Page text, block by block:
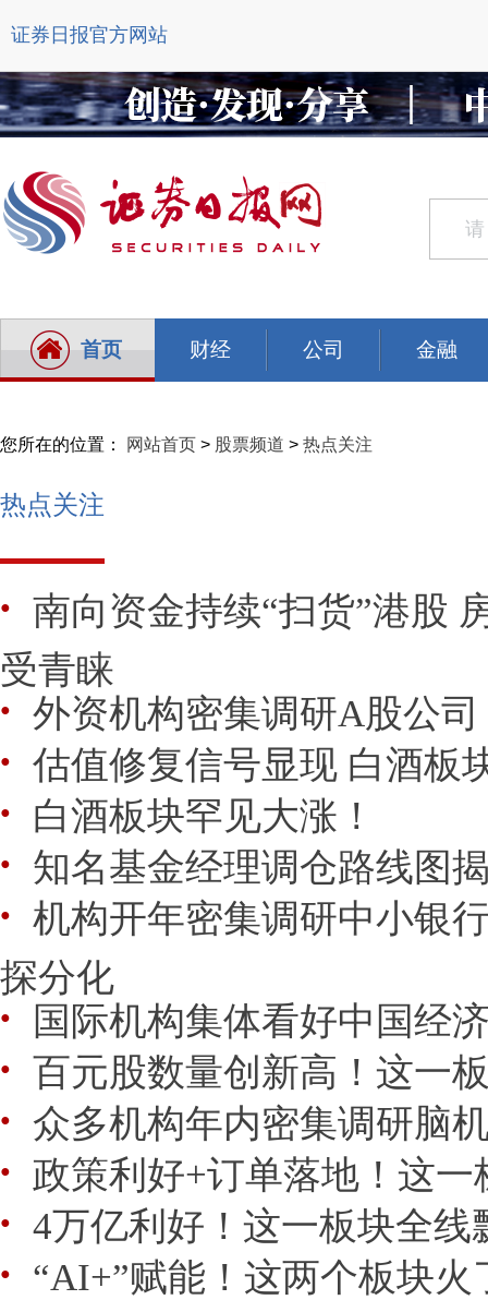
证券日报官方网站
首页 财经 公司 金融
您所在的位置： 网站首页 > 股票频道 > 热点关注
热点关注
● 南向资金持续“扫货”港股
受青睐
● 外资机构密集调研A股公
● 估值修复信号显现 白酒板
● 白酒板块罕见大涨！
● 知名基金经理调仓路线图
● 机构开年密集调研中小银
探分化
● 国际机构集体看好中国经
● 百元股数量创新高！这一
● 众多机构年内密集调研脑
● 政策利好+订单落地！这一
● 4万亿利好！这一板块全线
● “AI+”赋能！这两个板块火